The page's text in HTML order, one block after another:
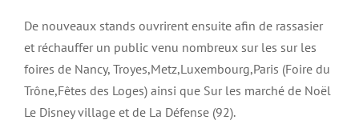
De nouveaux stands ouvrirent ensuite afin de rassasier
et réchauffer un public venu nombreux sur les sur les
foires de Nancy, Troyes,Metz,Luxembourg,Paris (Foire du
Trône,Fêtes des Loges) ainsi que Sur les marché de Noël
Le Disney village et de La Défense (92).